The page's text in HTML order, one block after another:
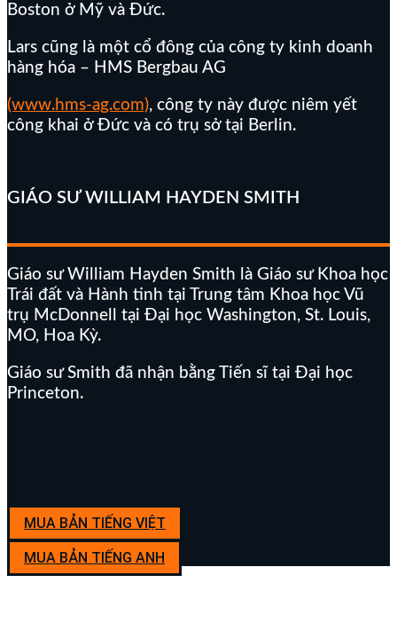
Boston ở Mỹ và Đức.
Lars cũng là một cổ đông của công ty kinh doanh
hàng hóa – HMS Bergbau AG
(www.hms-ag.com), công ty này được niêm yết
công khai ở Đức và có trụ sở tại Berlin.
GIÁO SƯ WILLIAM HAYDEN SMITH
Giáo sư William Hayden Smith là Giáo sư Khoa học
Trái đất và Hành tinh tại Trung tâm Khoa học Vũ
trụ McDonnell tại Đại học Washington, St. Louis,
MO, Hoa Kỳ.
Giáo sư Smith đã nhận bằng Tiến sĩ tại Đại học
Princeton.
MUA BẢN TIẾNG VIỆT
MUA BẢN TIẾNG ANH